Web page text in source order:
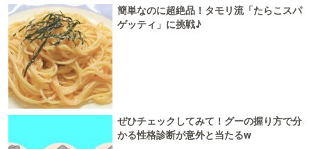
簡単なのに超絶品！タモリ流「たらこスパ
ゲッティ」に挑戦♪
ぜひチェックしてみて！グーの握り方で分
かる性格診断が意外と当たるw